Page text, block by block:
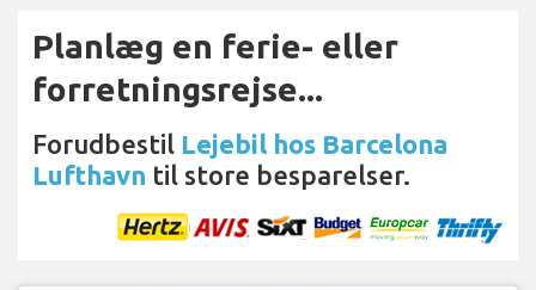
Planlæg en ferie- eller
forretningsrejse...
Forudbestil Lejebil hos Barcelona
Lufthavn til store besparelser.